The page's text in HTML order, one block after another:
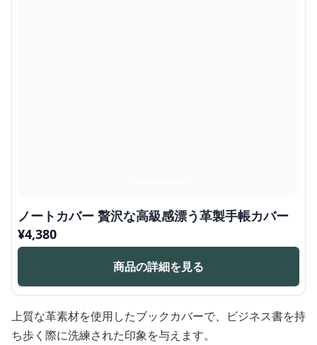
ノートカバー 贅沢な高級感漂う革製手帳カバー
¥4,380
商品の詳細を見る
上質な革素材を使用したブックカバーで、ビジネス書を持
ち歩く際に洗練された印象を与えます。